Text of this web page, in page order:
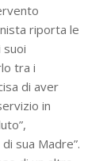
riporta le
suoi
tra i
di aver
in
sua Madre”.